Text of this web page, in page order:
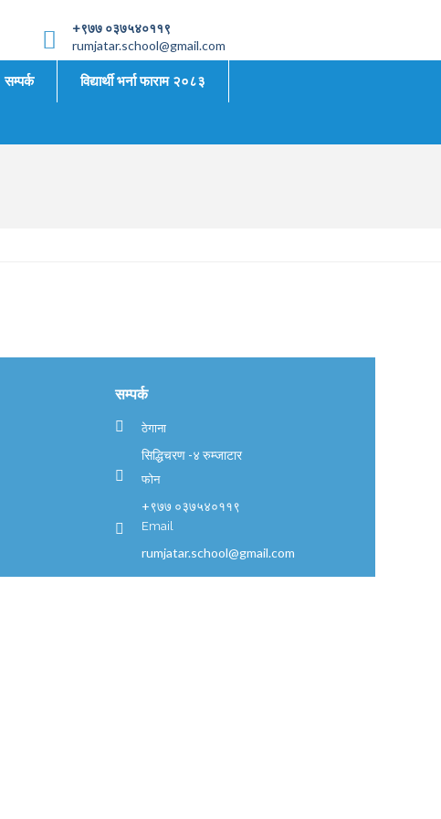
+९७७ ०३७५४०११९
rumjatar.school@gmail.com
सम्पर्क विद्यार्थी भर्ना फाराम २०८३
सम्पर्क
ठेगाना
सिद्धिचरण -४ रुम्जाटार
फोन
+९७७ ०३७५४०११९
Email
rumjatar.school@gmail.com